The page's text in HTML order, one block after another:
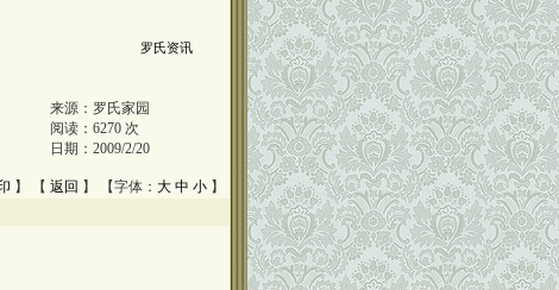
罗氏资讯
来源： 罗氏家园
阅读： 6270 次
日期： 2009/2/20
】 【 返回 】 【字体： 大 中 小 】